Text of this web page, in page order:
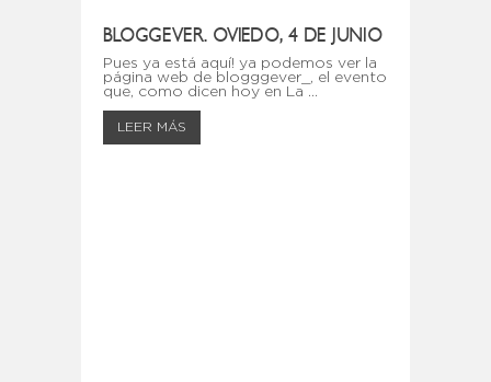
BLOGGEVER. OVIEDO, 4 DE JUNIO
Pues ya está aquí! ya podemos ver la
página web de blogggever_, el evento
que, como dicen hoy en La ...
LEER MÁS